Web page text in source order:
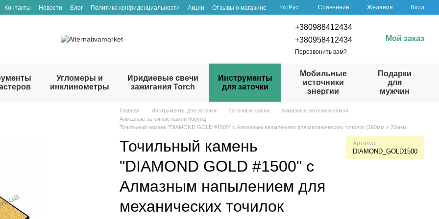
Контакты Новости Блог Политика конфиденциальности Акции
Отзывы о магазине
Укр Рус Сравнение Желания Вход
+380988412434
+380958412434
Перезвонить вам?
Мой заказ
Угломеры и
инклинометры
Иридиевые свечи
зажигания Torch
Инструменты
для заточки
Мобильные
источники
энергии
Подарки
для
мужчин
Главная Инструменты для заточки Заточные камни
Алмазные заточные камни
Алмазные заточные камни Корунд
Точильный камень "DIAMOND GOLD #1500" с Алмазным напылением для механических точилок (160мм х 20мм)
Точильный камень
"DIAMOND GOLD #1500" с
Алмазным напылением для
механических точилок
Артикул
DIAMOND_GOLD1500